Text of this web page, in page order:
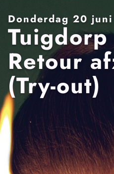
Donderdag 20
Retour
(Try-out)